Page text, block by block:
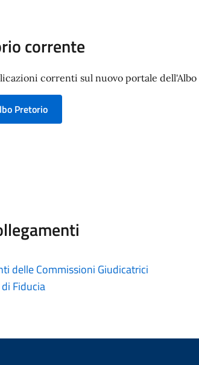
corrente
correnti sul nuovo portale
Pretorio
delle Commissioni Giudicatrici
Fiducia